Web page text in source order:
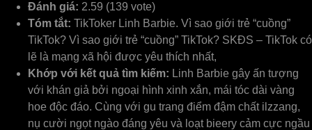
Đánh giá: 2.59 (139 vote)
Tóm tắt: TikToker Linh Barbie. Vì sao giới trẻ “cuồng”
TikTok? Vì sao giới trẻ “cuồng” TikTok? SKĐS – TikTok có
lẽ là mạng xã hội được yêu thích nhất,
Khớp với kết quả tìm kiếm: Linh Barbie gây ấn tượng
với khán giả bởi ngoại hình xinh xắn, mái tóc dài vàng
hoe độc đáo. Cùng với gu trang điểm đậm chất ilzzang,
nụ cười ngọt ngào đáng yêu và loạt bieery cảm cực ngầu